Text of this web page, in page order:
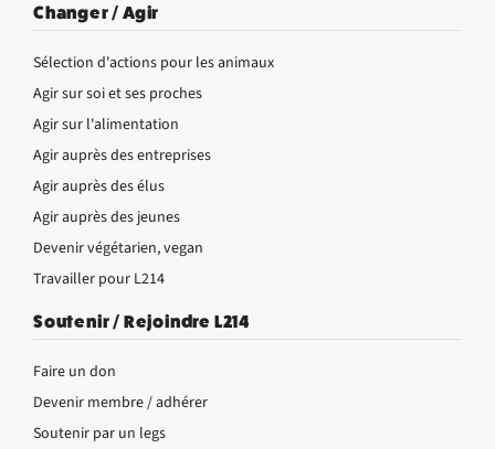
Changer / Agir
Sélection d'actions pour les animaux
Agir sur soi et ses proches
Agir sur l'alimentation
Agir auprès des entreprises
Agir auprès des élus
Agir auprès des jeunes
Devenir végétarien, vegan
Travailler pour L214
Soutenir / Rejoindre L214
Faire un don
Devenir membre / adhérer
Soutenir par un legs